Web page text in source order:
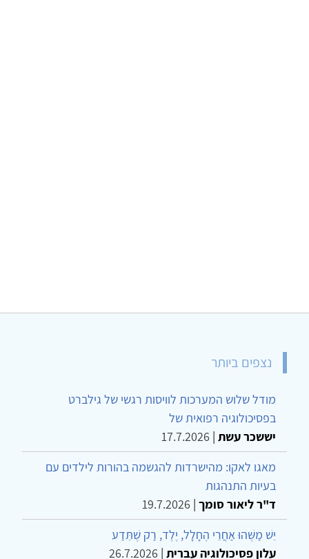
נצפים ביותר
מודל שלוש המערכות לוויסות רגשי של גילברט
בפסיכולוגיה רפואית של
יששכר עשת |
17.7.2026
מאגו לאקו: מהישרדות להגשמה בהורות לילדים עם
בעיות התנהגות
ד"ר ליאור סומך |
19.7.2026
יֵשׁ מַשֶּׁהוּ אַחֲרֵי הֶחָלָל, יֶלֶד, רַק שֶׁתֵּדַע
עלון פסיכולוגיה עברית |
26.7.2026